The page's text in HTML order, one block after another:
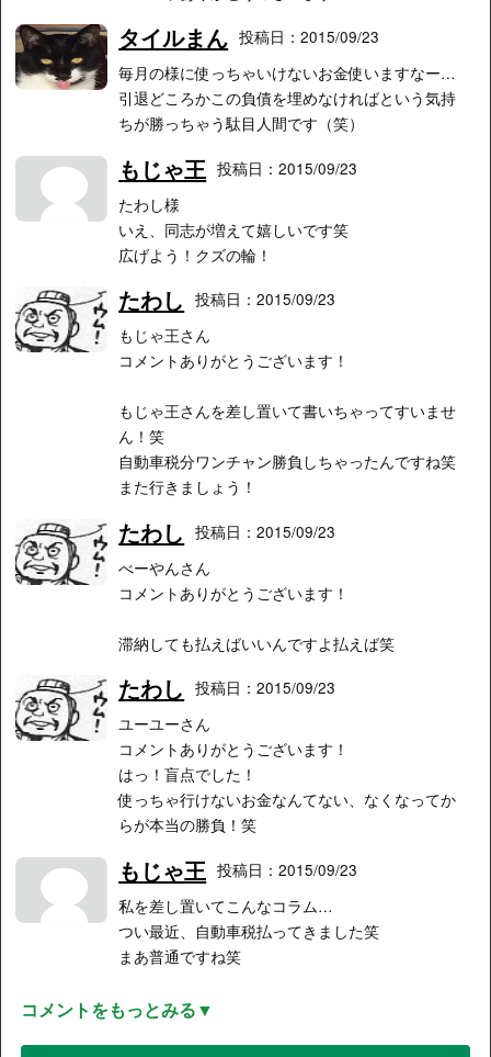
タイルまん 投稿日：2015/09/23
毎月の様に使っちゃいけないお金使いますなー…
引退どころかこの負債を埋めなければという気持
ちが勝っちゃう駄目人間です（笑）
もじゃ王 投稿日：2015/09/23
たわし様
いえ、同志が増えて嬉しいです笑
広げよう！クズの輪！
たわし
投稿日：2015/09/23
もじゃ王さん
コメントありがとうございます！
もじゃ王さんを差し置いて書いちゃってすいませ
ん！笑
自動車税分ワンチャン勝負しちゃったんですね笑
また行きましょう！
たわし
投稿日：2015/09/23
べーやんさん
コメントありがとうございます！
滞納しても払えばいいんですよ払えば笑
たわし
投稿日：2015/09/23
ユーユーさん
コメントありがとうございます！
はっ！盲点でした！
使っちゃ行けないお金なんてない、なくなってか
らが本当の勝負！笑
もじゃ王 投稿日：2015/09/23
私を差し置いてこんなコラム…
つい最近、自動車税払ってきました笑
まあ普通ですね笑
コメントをもっとみる▼